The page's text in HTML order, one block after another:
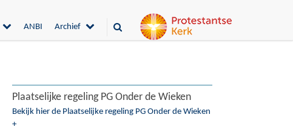
ANBI Archief
Plaatselijke regeling PG Onder de Wieken
Bekijk hier de Plaatselijke regeling PG Onder de Wieken